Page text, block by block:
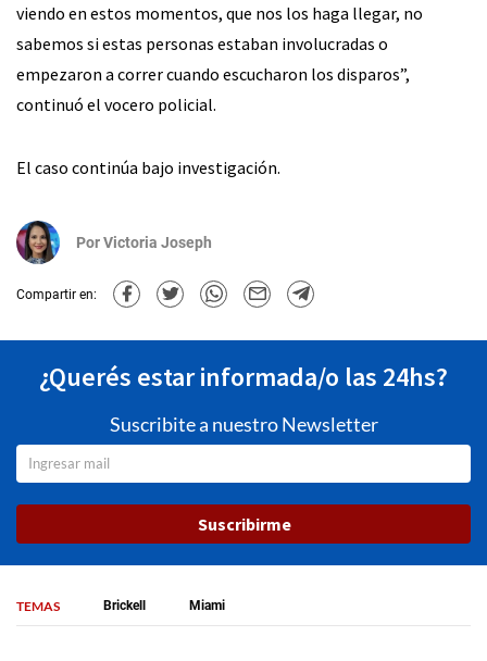
viendo en estos momentos, que nos los haga llegar, no
sabemos si estas personas estaban involucradas o
empezaron a correr cuando escucharon los disparos”,
continuó el vocero policial.
El caso continúa bajo investigación.
PorVictoria Joseph
Compartir en:
¿Querés estar informada/o las 24hs?
Suscribite a nuestro Newsletter
Suscribirme
TEMAS Brickell Miami